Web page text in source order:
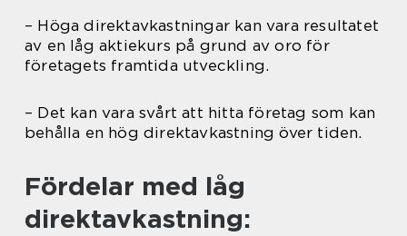
– Höga direktavkastningar kan vara resultatet
av en låg aktiekurs på grund av oro för
företagets framtida utveckling.
– Det kan vara svårt att hitta företag som kan
behålla en hög direktavkastning över tiden.
Fördelar med låg
direktavkastning: